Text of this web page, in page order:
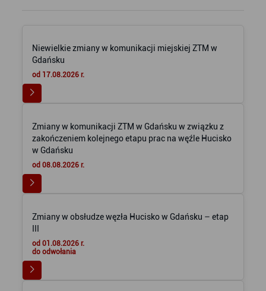
Niewielkie zmiany w komunikacji miejskiej ZTM w
Gdańsku
od 17.08.2026 r.
Zmiany w komunikacji ZTM w Gdańsku w związku z
zakończeniem kolejnego etapu prac na węźle Hucisko
w Gdańsku
od 08.08.2026 r.
Zmiany w obsłudze węzła Hucisko w Gdańsku – etap
od 01.08.2026 r.
do odwołania